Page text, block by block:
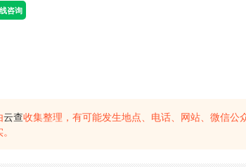
咨询
云查收集整理，有可能发生地点、电话、网站、微信公